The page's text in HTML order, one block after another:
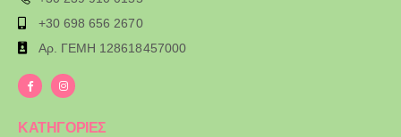
+30 698 656 2670
Αρ. ΓΕΜΗ 128618457000
ΚΑΤΗΓΟΡΙΕΣ